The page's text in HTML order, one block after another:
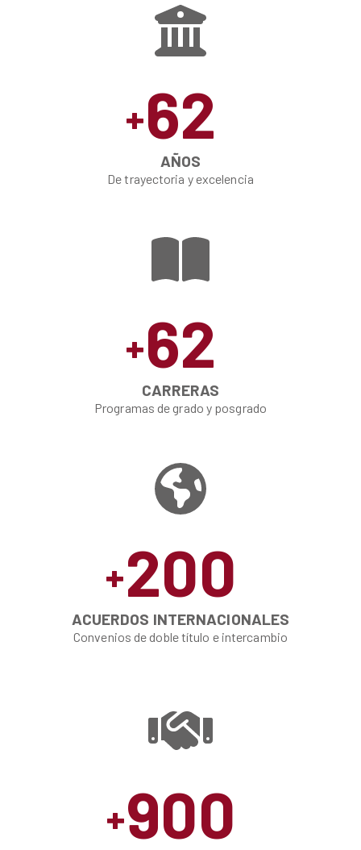
+62
AÑOS
De trayectoria y excelencia
+62
CARRERAS
Programas de grado y posgrado
+200
ACUERDOS INTERNACIONALES
Convenios de doble título e intercambio
+900